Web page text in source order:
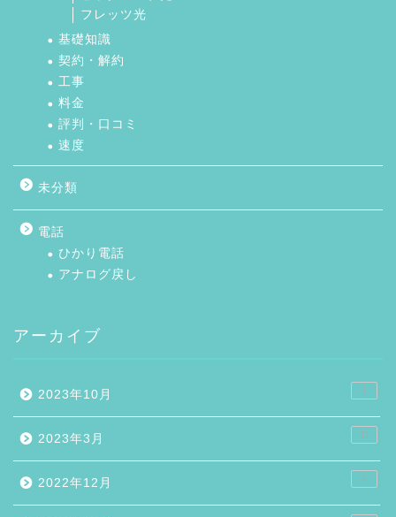
フレッツ光
基礎知識
契約・解約
工事
料金
評判・口コミ
速度
未分類
電話
ひかり電話
アナログ戻し
アーカイブ
2023年10月 1
2023年3月 11
2022年12月 4